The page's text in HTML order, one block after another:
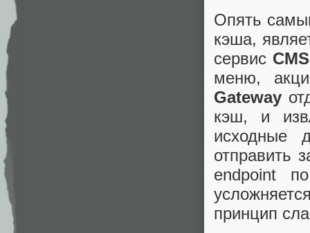
Опять
кэша,
сервис CMS
меню,
Gateway
кэш, и
исходные
отправить
endpoint
принцип